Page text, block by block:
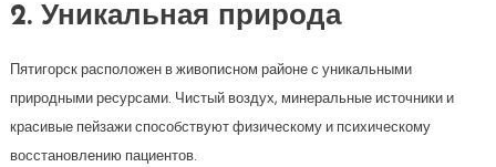
2. Уникальная природа
Пятигорск расположен в живописном районе с уникальными
природными ресурсами. Чистый воздух, минеральные источники и
красивые пейзажи способствуют физическому и психическому
восстановлению пациентов.